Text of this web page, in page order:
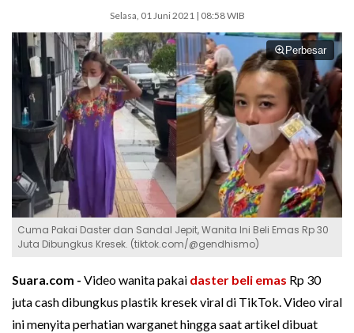
Selasa, 01 Juni 2021 | 08:58 WIB
Perbesar
Cuma Pakai Daster dan Sandal Jepit, Wanita Ini Beli Emas Rp 30
Juta Dibungkus Kresek. (tiktok.com/@gendhismo)
Suara.com - Video wanita pakai daster beli emas Rp 30
juta cash dibungkus plastik kresek viral di TikTok. Video viral
ini menyita perhatian warganet hingga saat artikel dibuat